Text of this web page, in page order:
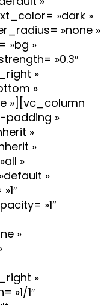
»dark »
»none »
»bg »
»0.3″
»
»
»][vc_column
padding »
»
»
»
»
»1″
»
»
»1/1″